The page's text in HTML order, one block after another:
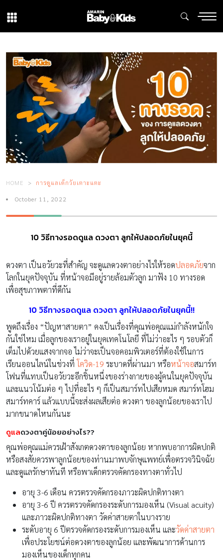
HOME การดูแลเด็กวัยเตาะแตะ
October 11, 2022
10 วิธีทางรอดดูแล ดวงตา ลูกให้ปลอดภัยในยุคนี้
ดวงตา เป็นอวัยวะที่สำคัญ จะดูแลดวงตาอย่างไรให้รอดปลอดภัยจาก
โลกในยุคปัจจุบัน ที่หน้าจอมีอยู่รายล้อมตัวลูก มาฟัง 10 ทางรอด
เพื่อสุขภาพตาที่ดีกัน
10 วิธีทางรอดดูแล ดวงตา ลูกให้ปลอดภัยในยุคนี้!!
พูดถึงเรื่อง “ปัญหาสายตา” คงเป็นเรื่องที่คุณพ่อคุณแม่กำลังหนักใจ
กันใช่ไหม เมื่อลูกของเราอยู่ในยุคเทคโนโลยี ที่ไม่ว่าอะไร ๆ รอบตัวก็
เต็มไปด้วยแสงจากจอ ไม่ว่าจะเป็นจอคอมพิวเตอร์ที่ต้องใช้ในการ
เรียนออนไลน์ในช่วงที่ โควิด-19 ระบาดที่ผ่านมา หรือหน้าจอสมาร์ท
โฟนที่แทบเป็นอวัยวะอีกชิ้นหนึ่งของร่างกายของผู้คนในยุคปัจจุบัน
และแนวโน้มต่อ ๆ ไปที่อะไร ๆ ก็เป็นสมาร์ทไปเสียหมด สมาร์ทโฮม
สมาร์ทคาร์ แล้วแบบนี้จะส่งผลเสียต่อ ดวงตา ของลูกน้อยของเราไป
มากขนาดไหนกันนะ
ดูแลดวงตาคู่น้อยอย่างไร??
คุณพ่อคุณแม่ควรเฝ้าสังเกตดวงตาของลูกน้อย หากพบอาการผิดปกติ
หรือสงสัยควรพาลูกน้อยของท่านมาพบจักษุแพทย์เพื่อตรวจวินิจฉัย
และดูแลรักษาทันที หรือพาเด็กตรวจคัดกรองทางตาทั่วไป
อายุ 3-6 เดือน ควรตรวจคัดกรองภาวะผิดปกติทางตา
อายุ 3-6 ปี ควรตรวจคัดกรองระดับการมองเห็น (Visual acuity)
และภาวะผิดปกติทางตา วัดค่าสายตาในบางราย
ระดับอายุ 6 ปีตรวจคัดกรองระดับการมองเห็น และวัดค่าสายตา
เพื่อประโยชน์ต่อดวงตาของลูกน้อย และพัฒนาการด้านการ
มองเห็นของเด็กทุกคน